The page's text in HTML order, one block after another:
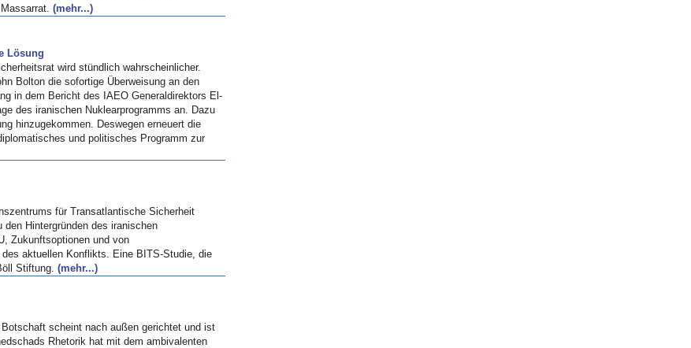
(mehr...)
Lösung
wird stündlich wahrscheinlicher.
Bolton die sofortige Überweisung an den
in dem Bericht des IAEO Generaldirektors El-
des iranischen Nuklearprogramms an. Dazu
hinzugekommen. Deswegen erneuert die
und politisches Programm zur
für Transatlantische Sicherheit
Hintergründen des iranischen
Zukunftsoptionen und von
des aktuellen Konflikts. Eine BITS-Studie, die
Stiftung. (mehr...)
scheint nach außen gerichtet und ist
Rhetorik hat mit dem ambivalenten